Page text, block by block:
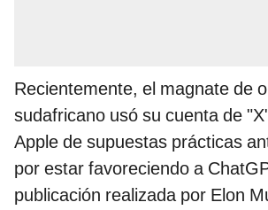
Recientemente, el magnate de
sudafricano usó su cuenta de
Apple de supuestas prácticas
por estar favoreciendo a
publicación realizada por Elon